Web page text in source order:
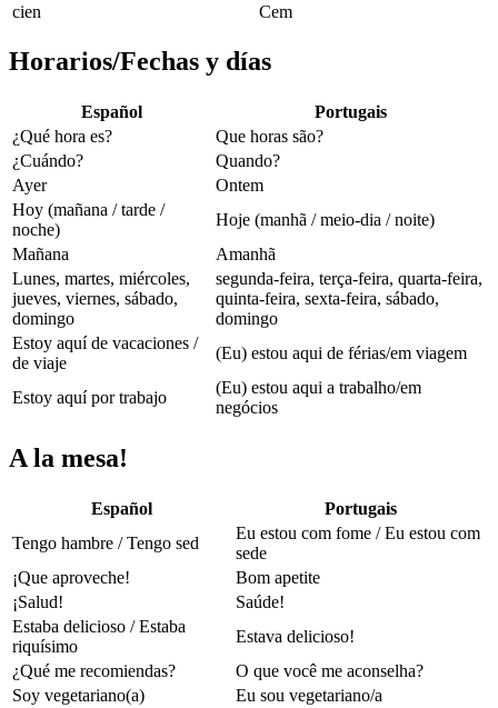
cien
Cem
Horarios/Fechas y días
Español
Portugais
¿Qué hora es?
Que horas são?
¿Cuándo?
Quando?
Ayer
Ontem
Hoy (mañana / tarde /
noche)
Hoje (manhã / meio-dia / noite)
Mañana
Amanhã
Lunes, martes, miércoles,
jueves, viernes, sábado,
domingo
segunda-feira, terça-feira, quarta-feira,
quinta-feira, sexta-feira, sábado,
domingo
Estoy aquí de vacaciones /
de viaje
(Eu) estou aqui de férias/em viagem
Estoy aquí por trabajo
(Eu) estou aqui a trabalho/em
negócios
A la mesa!
Español
Portugais
Tengo hambre / Tengo sed
Eu estou com fome / Eu estou com
sede
¡Que aproveche!
Bom apetite
¡Salud!
Saúde!
Estaba delicioso / Estaba
riquísimo
Estava delicioso!
¿Qué me recomiendas?
O que você me aconselha?
Soy vegetariano(a)
Eu sou vegetariano/a